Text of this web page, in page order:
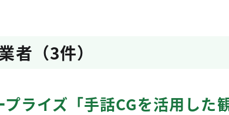
者（3件）
ライズ「手話CGを活用した